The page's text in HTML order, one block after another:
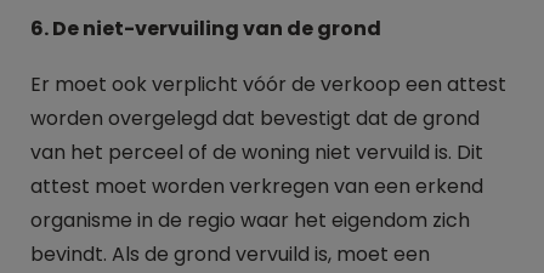
6. De niet-vervuiling van de grond
Er moet ook verplicht vóór de verkoop een attest
worden overgelegd dat bevestigt dat de grond
van het perceel of de woning niet vervuild is. Dit
attest moet worden verkregen van een erkend
organisme in de regio waar het eigendom zich
bevindt. Als de grond vervuild is, moet een